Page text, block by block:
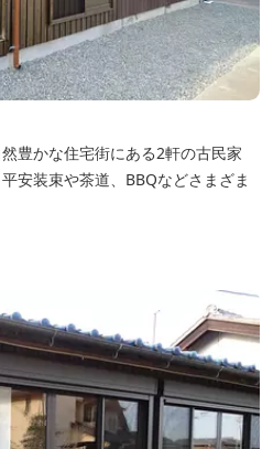
豊かな住宅街にある2軒の古民家
安装束や茶道、BBQなどさまざま